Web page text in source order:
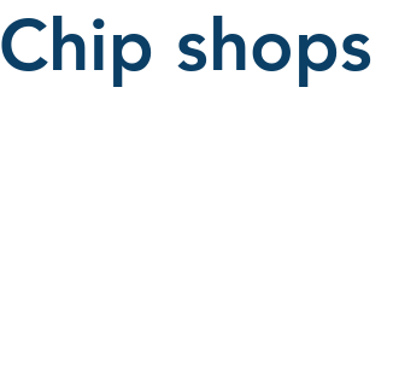
Chip shops